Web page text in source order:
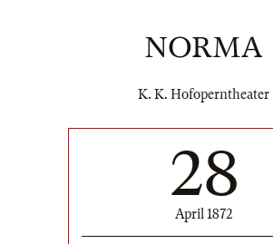
NORMA
K. K. Hofoperntheater
28
April 1872